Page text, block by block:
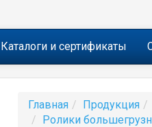
Каталоги и сертификаты
Главная Продукция
Ролики